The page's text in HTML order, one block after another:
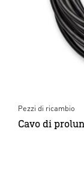
Pezzi di ricambio
Cavo di